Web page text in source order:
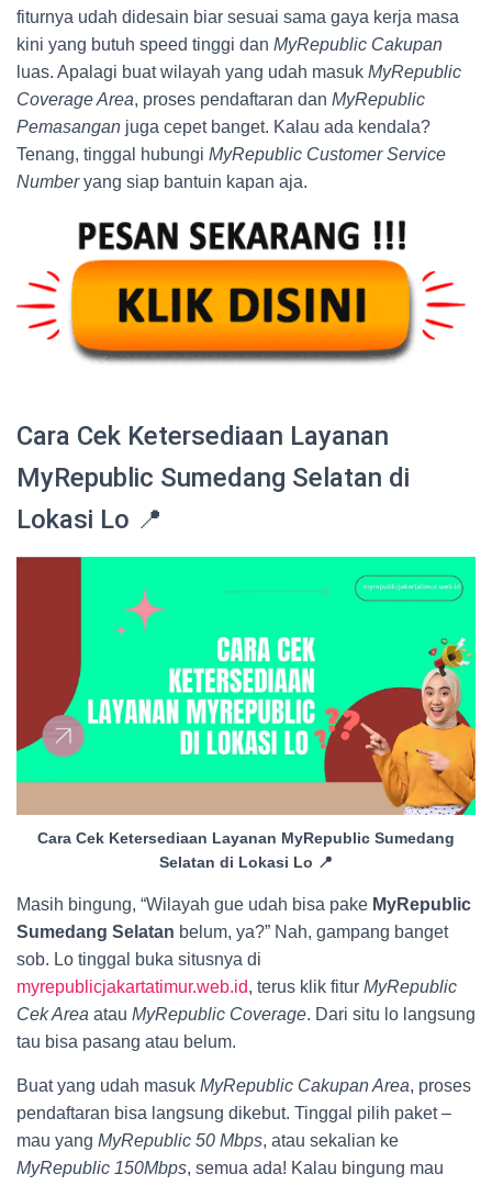
fiturnya udah didesain biar sesuai sama gaya kerja masa
kini yang butuh speed tinggi dan MyRepublic Cakupan
luas. Apalagi buat wilayah yang udah masuk MyRepublic
Coverage Area, proses pendaftaran dan MyRepublic
Pemasangan juga cepet banget. Kalau ada kendala?
Tenang, tinggal hubungi MyRepublic Customer Service
Numberyang siap bantuin kapan aja.
Cara Cek Ketersediaan Layanan
MyRepublic Sumedang Selatan di
Lokasi Lo 📍
Cara Cek Ketersediaan Layanan MyRepublic Sumedang
Selatan di Lokasi Lo 📍
Masih bingung, “Wilayah gue udah bisa pake MyRepublic
Sumedang Selatan belum, ya?” Nah, gampang banget
sob. Lo tinggal buka situsnya di
myrepublicjakartatimur.web.id, terus klik fitur MyRepublic
Cek Area atau MyRepublic Coverage. Dari situ lo langsung
tau bisa pasang atau belum.
Buat yang udah masuk MyRepublic Cakupan Area, proses
pendaftaran bisa langsung dikebut. Tinggal pilih paket –
mau yang MyRepublic 50 Mbps, atau sekalian ke
MyRepublic 150Mbps, semua ada! Kalau bingung mau